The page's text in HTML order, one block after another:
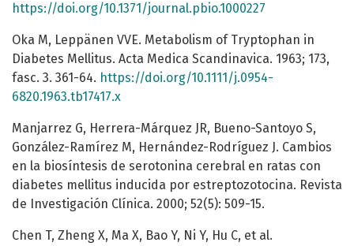
https://doi.org/10.1371/journal.pbio.1000227
Oka M, Leppänen VVE. Metabolism of Tryptophan in
Diabetes Mellitus. Acta Medica Scandinavica. 1963; 173,
fasc. 3. 361-64. https://doi.org/10.1111/j.0954-
6820.1963.tb17417.x
Manjarrez G, Herrera-Márquez JR, Bueno-Santoyo S,
González-Ramírez M, Hernández-Rodríguez J. Cambios
en la biosíntesis de serotonina cerebral en ratas con
diabetes mellitus inducida por estreptozotocina. Revista
de Investigación Clínica. 2000; 52(5): 509-15.
Chen T, Zheng X, Ma X, Bao Y, Ni Y, Hu C, et al.